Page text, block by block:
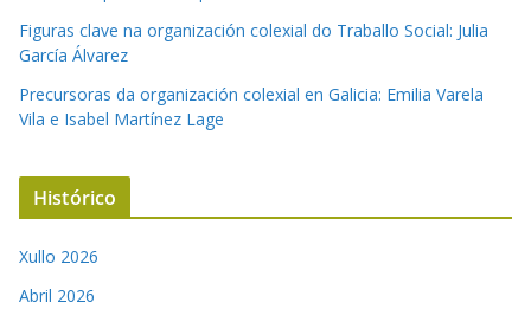
Figuras clave na organización colexial do Traballo Social: Julia
García Álvarez
Precursoras da organización colexial en Galicia: Emilia Varela
Vila e Isabel Martínez Lage
Histórico
Xullo 2026
Abril 2026